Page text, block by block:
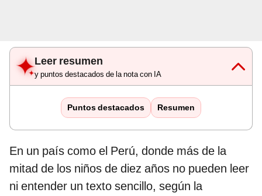
Leer resumen
y puntos destacados de la nota con IA
Puntos destacados Resumen
En un país como el Perú, donde más de la
mitad de los niños de diez años no pueden leer
ni entender un texto sencillo, según la